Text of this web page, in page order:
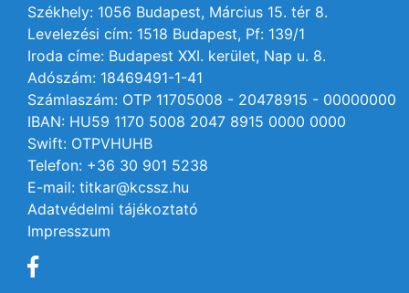
Székhely: 1056 Budapest, Március 15. tér 8.
Levelezési cím: 1518 Budapest, Pf: 139/1
Iroda címe: Budapest XXI. kerület, Nap u. 8.
Adószám: 18469491-1-41
Számlaszám: OTP 11705008 - 20478915 - 00000000
IBAN: HU59 1170 5008 2047 8915 0000 0000
Swift: OTPVHUHB
Telefon: +36 30 901 5238
E-mail: titkar@kcssz.hu
Adatvédelmi tájékoztató
Impresszum